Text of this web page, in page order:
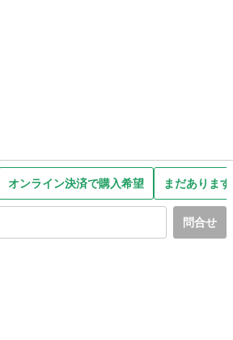
オンライン決済で購入希望 まだありま
問合せ